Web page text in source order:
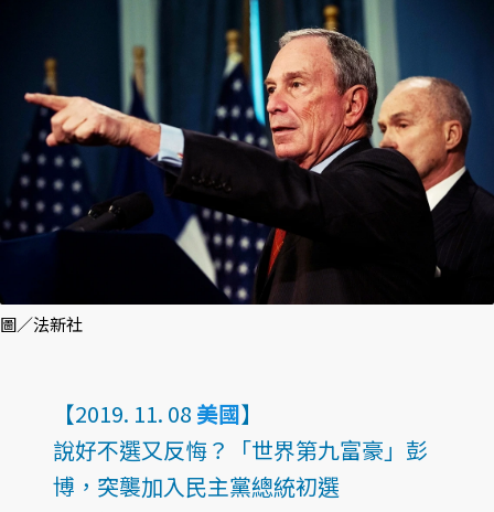
圖／法新社
【2019. 11. 08 美國】
說好不選又反悔？「世界第九富豪」彭
博，突襲加入民主黨總統初選